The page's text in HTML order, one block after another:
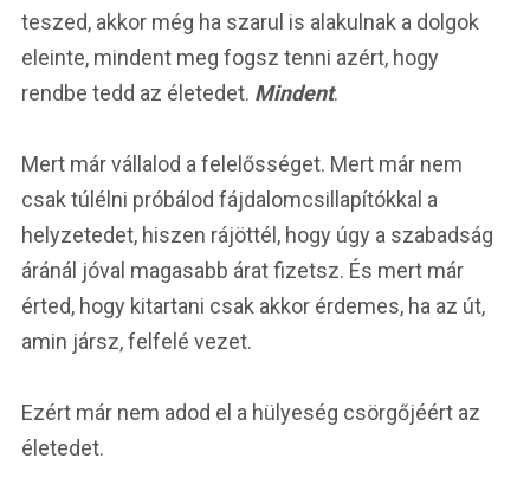
teszed, akkor még ha szarul is alakulnak a dolgok
eleinte, mindent meg fogsz tenni azért, hogy
rendbe tedd az életedet. Mindent.
Mert már vállalod a felelősséget. Mert már nem
csak túlélni próbálod fájdalomcsillapítókkal a
helyzetedet, hiszen rájöttél, hogy úgy a szabadság
áránál jóval magasabb árat fizetsz. És mert már
érted, hogy kitartani csak akkor érdemes, ha az út,
amin jársz, felfelé vezet.
Ezért már nem adod el a hülyeség csörgőjéért az
életedet.